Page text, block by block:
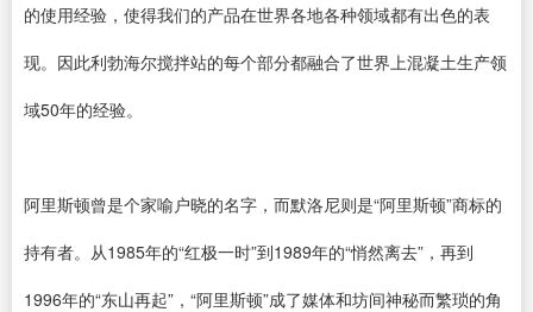
的使用经验，使得我们的产品在世界各地各种领域都有出色的表
现。因此利勃海尔搅拌站的每个部分都融合了世界上混凝土生产领
域50年的经验。
阿里斯顿曾是个家喻户晓的名字，而默洛尼则是“阿里斯顿”商标的
持有者。从1985年的“红极一时”到1989年的“悄然离去”，再到
1996年的“东山再起”，“阿里斯顿”成了媒体和坊间神秘而繁琐的角